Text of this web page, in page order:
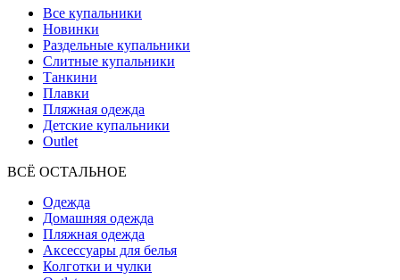
Все купальники
Новинки
Раздельные купальники
Слитные купальники
Танкини
Плавки
Пляжная одежда
Детские купальники
Outlet
ВCЁ ОСТАЛЬНОЕ
Одежда
Домашняя одежда
Пляжная одежда
Аксессуары для белья
Колготки и чулки